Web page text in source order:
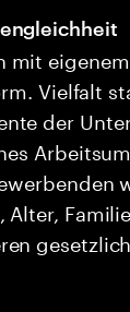
mit
Vielfalt
der
Alter,